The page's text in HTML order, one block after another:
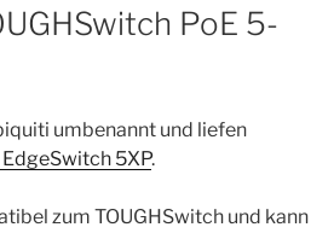
PoE 5-
umbenannt und liefen
EdgeSwitch 5XP.
zum TOUGHSwitch und kann